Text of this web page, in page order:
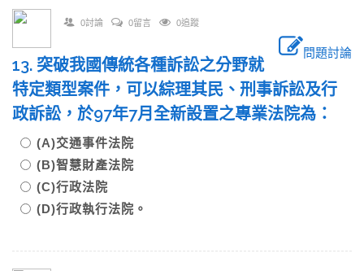
0討論 0留言 0追蹤
問題討論
13. 突破我國傳統各種訴訟之分野就
特定類型案件，可以綜理其民、刑事訴訟及行
政訴訟，於97年7月全新設置之專業法院為：
(A)交通事件法院
(B)智慧財產法院
(C)行政法院
(D)行政執行法院。